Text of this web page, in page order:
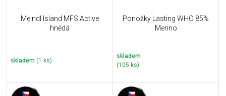
Meindl Island MFS Active
hnědá
skladem (1 ks)
Ponožky Lasting WHO 85%
Merino
skladem
(105 ks)